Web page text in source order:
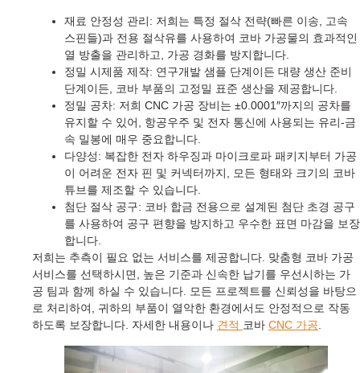
재료 안정성 관리: 저희는 특정 절삭 전략(빠른 이송, 고속
스핀들)과 전용 절삭유를 사용하여 코바 가공물의 효과적인
열 방출을 관리하고, 가공 경화를 방지합니다.
정밀 시제품 제작: 연구개발 샘플 단계이든 대량 생산 준비
단계이든, 코바 부품의 고정밀 표준 생산을 제공합니다.
정밀 공차: 저희 CNC 가공 장비는 ±0.0001″까지의 공차를
유지할 수 있어, 항공우주 및 전자 통신에 사용되는 유리-금
속 밀봉에 매우 중요합니다.
다양성: 복잡한 전자 하우징과 마이크로파 패키지부터 가공
이 어려운 전자 핀 및 커넥터까지, 모든 형태와 크기의 코바
튜브를 제조할 수 있습니다.
첨단 절삭 공구: 코바 합금 전용으로 설계된 첨단 초경 공구
를 사용하여 공구 편향을 방지하고 우수한 표면 마감을 보장
합니다.
저희는 추측이 필요 없는 서비스를 제공합니다. 맞춤형 코바 가공
서비스를 선택하시면, 높은 기준과 신속한 납기를 우선시하는 가
공 팀과 함께 하실 수 있습니다. 모든 프로젝트를 신뢰성을 바탕으
로 처리하여, 귀하의 부품이 열악한 환경에서도 안정적으로 작동
하도록 보장합니다. 자세한 내용이나 견적 코바 CNC 가공.